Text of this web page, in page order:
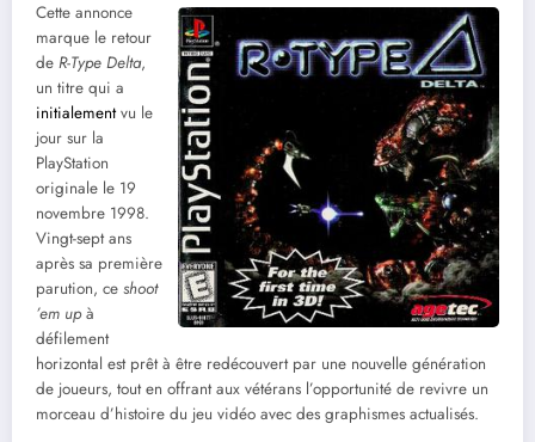
Cette annonce
marque le retour
de R-Type Delta,
un titre qui a
initialementvu le
jour sur la
PlayStation
originale le 19
novembre 1998.
Vingt-sept ans
après sa première
parution, ce shoot
’em upà
défilement
horizontal est prêt à être redécouvert par une nouvelle génération
de joueurs, tout en offrant aux vétérans l’opportunité de revivre un
morceau d’histoire du jeu vidéo avec des graphismes actualisés.